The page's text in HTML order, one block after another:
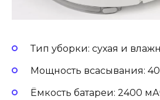
Тип уборки: сухая и
Мощность всасывания:
Ёмкость батареи: 2400